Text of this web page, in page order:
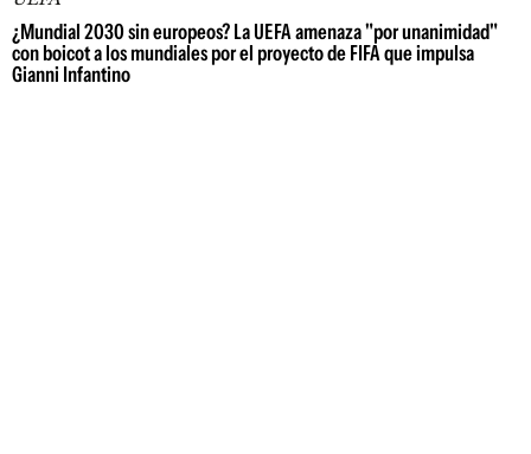
¿Mundial 2030 sin europeos? La UEFA amenaza "por unanimidad"
con boicot a los mundiales por el proyecto de FIFA que impulsa
Gianni Infantino